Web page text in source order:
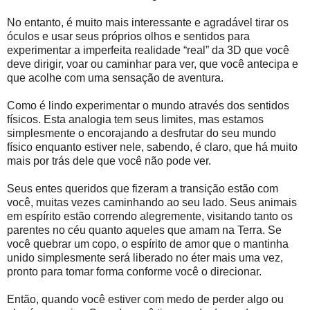
No entanto, é muito mais interessante e agradável tirar os
óculos e usar seus próprios olhos e sentidos para
experimentar a imperfeita realidade “real” da 3D que você
deve dirigir, voar ou caminhar para ver, que você antecipa e
que acolhe com uma sensação de aventura.
Como é lindo experimentar o mundo através dos sentidos
físicos. Esta analogia tem seus limites, mas estamos
simplesmente o encorajando a desfrutar do seu mundo
físico enquanto estiver nele, sabendo, é claro, que há muito
mais por trás dele que você não pode ver.
Seus entes queridos que fizeram a transição estão com
você, muitas vezes caminhando ao seu lado. Seus animais
em espírito estão correndo alegremente, visitando tanto os
parentes no céu quanto aqueles que amam na Terra. Se
você quebrar um copo, o espírito de amor que o mantinha
unido simplesmente será liberado no éter mais uma vez,
pronto para tomar forma conforme você o direcionar.
Então, quando você estiver com medo de perder algo ou